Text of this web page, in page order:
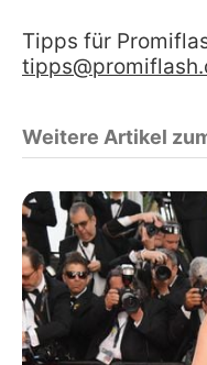
Tipps für
Weitere Artikel